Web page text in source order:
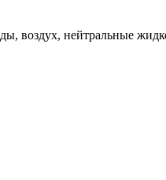
воздух, нейтральные